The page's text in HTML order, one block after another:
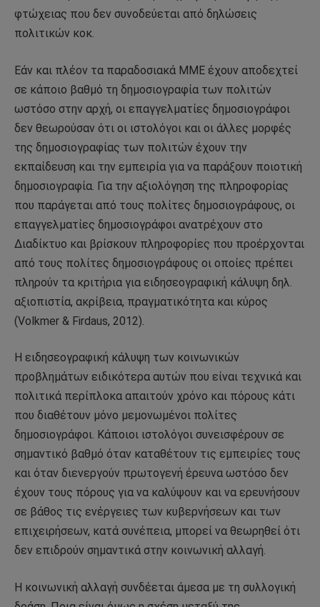
φτώχειας που δεν συνοδεύεται από δηλώσεις
πολιτικών κοκ.
Εάν και πλέον τα παραδοσιακά ΜΜΕ έχουν αποδεχτεί
σε κάποιο βαθμό τη δημοσιογραφία των πολιτών
ωστόσο στην αρχή, οι επαγγελματίες δημοσιογράφοι
δεν θεωρούσαν ότι οι ιστολόγοι και οι άλλες μορφές
της δημοσιογραφίας των πολιτών έχουν την
εκπαίδευση και την εμπειρία για να παράξουν ποιοτική
δημοσιογραφία. Για την αξιολόγηση της πληροφορίας
που παράγεται από τους πολίτες δημοσιογράφους, οι
επαγγελματίες δημοσιογράφοι ανατρέχουν στο
Διαδίκτυο και βρίσκουν πληροφορίες που προέρχονται
από τους πολίτες δημοσιογράφους οι οποίες πρέπει
πληρούν τα κριτήρια για ειδησεογραφική κάλυψη δηλ.
αξιοπιστία, ακρίβεια, πραγματικότητα και κύρος
(Volkmer & Firdaus, 2012).
Η ειδησεογραφική κάλυψη των κοινωνικών
προβλημάτων ειδικότερα αυτών που είναι τεχνικά και
πολιτικά περίπλοκα απαιτούν χρόνο και πόρους κάτι
που διαθέτουν μόνο μεμονωμένοι πολίτες
δημοσιογράφοι. Κάποιοι ιστολόγοι συνεισφέρουν σε
σημαντικό βαθμό όταν καταθέτουν τις εμπειρίες τους
και όταν διενεργούν πρωτογενή έρευνα ωστόσο δεν
έχουν τους πόρους για να καλύψουν και να ερευνήσουν
σε βάθος τις ενέργειες των κυβερνήσεων και των
επιχειρήσεων, κατά συνέπεια, μπορεί να θεωρηθεί ότι
δεν επιδρούν σημαντικά στην κοινωνική αλλαγή.
Η κοινωνική αλλαγή συνδέεται άμεσα με τη συλλογική